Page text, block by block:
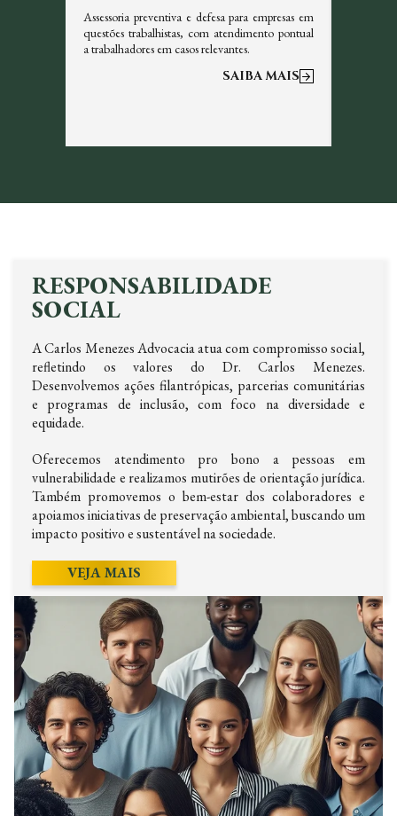
Assessoria preventiva e defesa para empresas em
questões trabalhistas, com atendimento pontual
a trabalhadores em casos relevantes.
SAIBA MAIS
RESPONSABILIDADE
SOCIAL
A Carlos Menezes Advocacia atua com compromisso social,
refletindo os valores do Dr. Carlos Menezes.
Desenvolvemos ações filantrópicas, parcerias comunitárias
e programas de inclusão, com foco na diversidade e
equidade.
Oferecemos atendimento pro bono a pessoas em
vulnerabilidade e realizamos mutirões de orientação jurídica.
Também promovemos o bem-estar dos colaboradores e
apoiamos iniciativas de preservação ambiental, buscando um
impacto positivo e sustentável na sociedade.
VEJA MAIS